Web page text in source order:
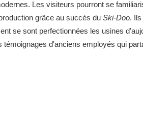
Les visiteurs pourront se
grâce au succès du Ski-Doo.
se sont perfectionnées les usines
d'anciens employés qui